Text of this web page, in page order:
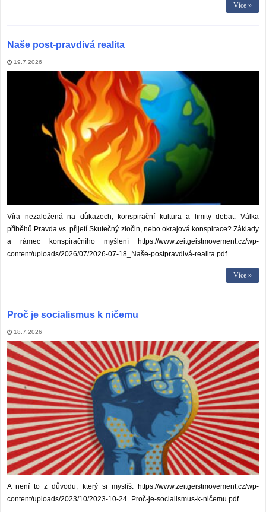
Více »
Naše post-pravdivá realita
19.7.2026
Víra nezaložená na důkazech, konspirační kultura a limity debat. Válka
příběhů Pravda vs. přijetí Skutečný zločin, nebo okrajová konspirace? Základy
a rámec konspiračního myšlení https://www.zeitgeistmovement.cz/wp-
content/uploads/2026/07/2026-07-18_Naše-postpravdivá-realita.pdf
Více »
Proč je socialismus k ničemu
18.7.2026
A není to z důvodu, který si myslíš. https://www.zeitgeistmovement.cz/wp-
content/uploads/2023/10/2023-10-24_Proč-je-socialismus-k-ničemu.pdf